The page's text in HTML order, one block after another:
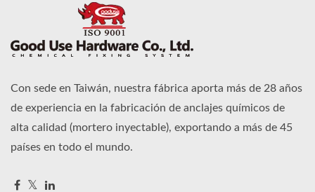
Con sede en Taiwán, nuestra fábrica aporta más de 28 años
de experiencia en la fabricación de anclajes químicos de
alta calidad (mortero inyectable), exportando a más de 45
países en todo el mundo.